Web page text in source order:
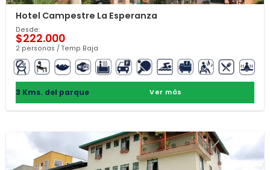
Hotel Campestre La Esperanza
Desde:
$222.000
2 personas / Temp Baja
3 Kms. del parque Ver más